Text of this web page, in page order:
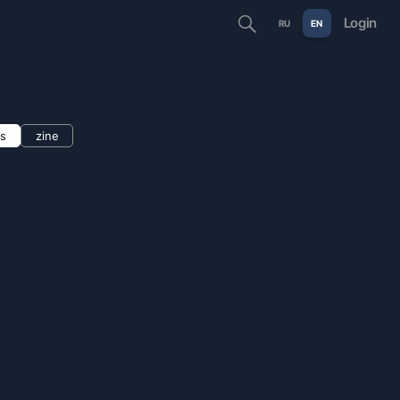
RU EN Login
zine